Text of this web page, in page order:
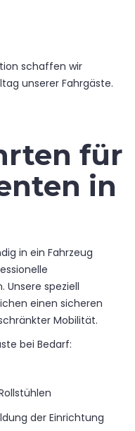
schaffen wir
unserer Fahrgäste.
für
in
in ein Fahrzeug
Unsere speziell
einen sicheren
Mobilität.
bei Bedarf:
der Einrichtung